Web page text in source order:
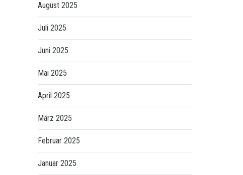
August 2025
Juli 2025
Juni 2025
Mai 2025
April 2025
März 2025
Februar 2025
Januar 2025